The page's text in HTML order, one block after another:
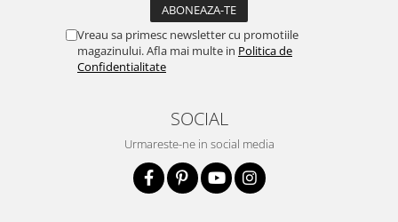
Vreau sa primesc newsletter cu promotiile
magazinului. Afla mai multe in Politica de
Confidentialitate
SOCIAL
Urmareste-ne in social media